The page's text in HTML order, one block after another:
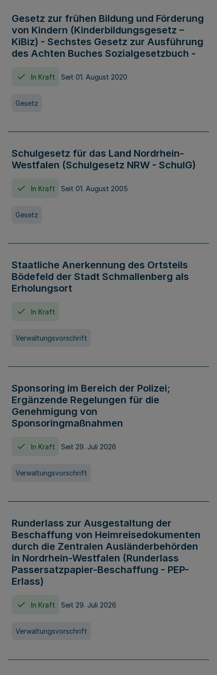
Gesetz zur frühen Bildung und Förderung
von Kindern (Kinderbildungsgesetz –
KiBiz) - Sechstes Gesetz zur Ausführung
des Achten Buches Sozialgesetzbuch -
In Kraft Seit 01. August 2020
Gesetz
Schulgesetz für das Land Nordrhein-
Westfalen (Schulgesetz NRW - SchulG)
In Kraft Seit 01. August 2005
Gesetz
Staatliche Anerkennung des Ortsteils
Bödefeld der Stadt Schmallenberg als
Erholungsort
In Kraft
Verwaltungsvorschrift
Sponsoring im Bereich der Polizei;
Ergänzende Regelungen für die
Genehmigung von
Sponsoringmaßnahmen
In Kraft Seit 29. Juli 2026
Verwaltungsvorschrift
Runderlass zur Ausgestaltung der
Beschaffung von Heimreisedokumenten
durch die Zentralen Ausländerbehörden
in Nordrhein-Westfalen (Runderlass
Passersatzpapier-Beschaffung - PEP-
Erlass)
In Kraft Seit 29. Juli 2026
Verwaltungsvorschrift